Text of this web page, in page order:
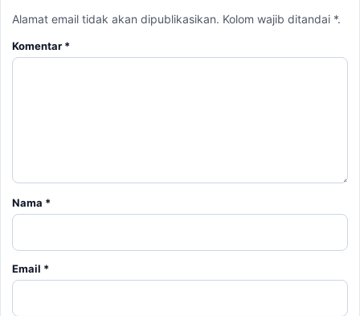
Alamat email tidak akan dipublikasikan. Kolom wajib ditandai *.
Komentar *
Nama *
Email *